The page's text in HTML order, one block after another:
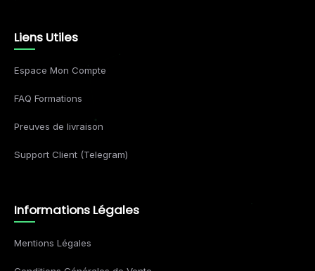
Liens Utiles
Espace Mon Compte
FAQ Formations
Preuves de livraison
Support Client (Telegram)
Informations Légales
Mentions Légales